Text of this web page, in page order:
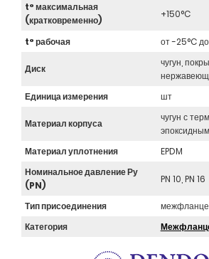
t° максимальная
(кратковременно)
+150°C
t° рабочая от -25°C
Диск
чугун,
Единица измерения
шт
Материал корпуса
чугун с
Материал уплотнения
EPDM
Номинальное давление Ру
(PN)
PN 10, PN 16
Тип присоединения
Категория